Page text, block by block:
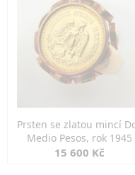
Prsten se zlatou mincí
Medio Pesos, rok 1945
15 600 Kč